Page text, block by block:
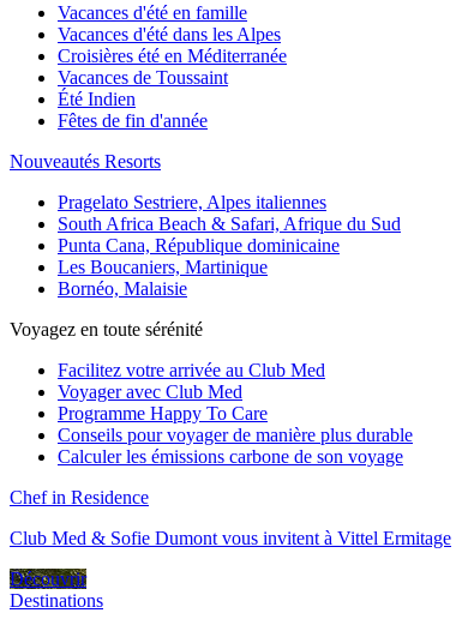
Vacances d'été en famille
Vacances d'été dans les Alpes
Croisières été en Méditerranée
Vacances de Toussaint
Été Indien
Fêtes de fin d'année
Nouveautés Resorts
Pragelato Sestriere, Alpes italiennes
South Africa Beach & Safari, Afrique du Sud
Punta Cana, République dominicaine
Les Boucaniers, Martinique
Bornéo, Malaisie
Voyagez en toute sérénité
Facilitez votre arrivée au Club Med
Voyager avec Club Med
Programme Happy To Care
Conseils pour voyager de manière plus durable
Calculer les émissions carbone de son voyage
Chef in Residence
Club Med & Sofie Dumont vous invitent à Vittel Ermitage
Découvrir
Destinations